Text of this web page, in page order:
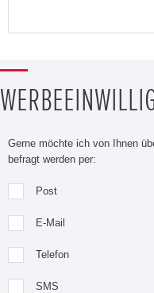
Gerne möchte ich von Ihnen
befragt werden per:
Post
E-Mail
Telefon
SMS